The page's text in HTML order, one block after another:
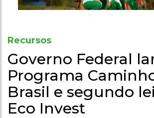
Recursos
Governo Federal
Programa
Brasil e segundo
Eco Invest